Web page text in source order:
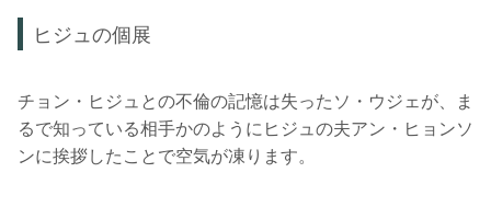
ヒジュの個展
チョン・ヒジュとの不倫の記憶は失ったソ・ウジェが、ま
るで知っている相手かのようにヒジュの夫アン・ヒョンソ
ンに挨拶したことで空気が凍ります。